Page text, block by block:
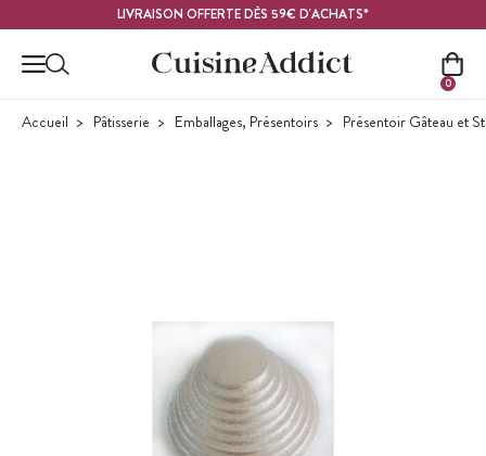
LIVRAISON OFFERTE DÈS 59€ D'ACHATS*
0
Accueil Pâtisserie Emballages, Présentoirs Présentoir Gâteau et